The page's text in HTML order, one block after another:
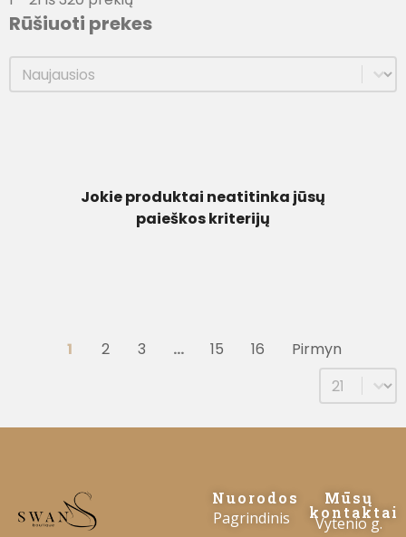
Rūšiuoti prekes
Rūšiuoti prekes
Rūšiuoti prekes
Jokie produktai neatitinka jūsų
paieškos kriterijų
1 2 3 … 15 16
Pirmyn
Select
Nuorodos
Pagrindinis
Mūsų
kontaktai
Vytenio g.